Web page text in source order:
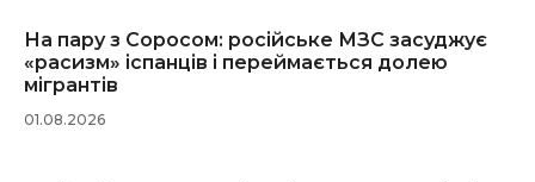
На пару з Соросом: російське МЗС засуджує
«расизм» іспанців і переймається долею
мігрантів
01.08.2026